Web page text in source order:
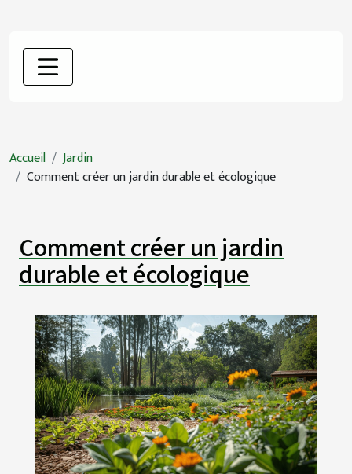
Accueil
Jardin
Comment créer un jardin durable et écologique
Comment créer un jardin
durable et écologique